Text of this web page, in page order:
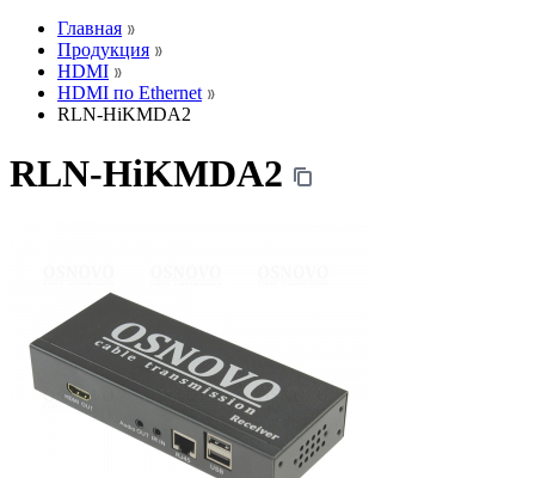
Главная
Продукция
HDMI
HDMI по Ethernet
RLN-HiKMDA2
RLN-HiKMDA2